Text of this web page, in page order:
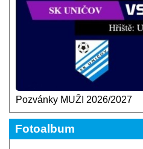
Pozvánky MUŽI 2026/2027
Fotoalbum